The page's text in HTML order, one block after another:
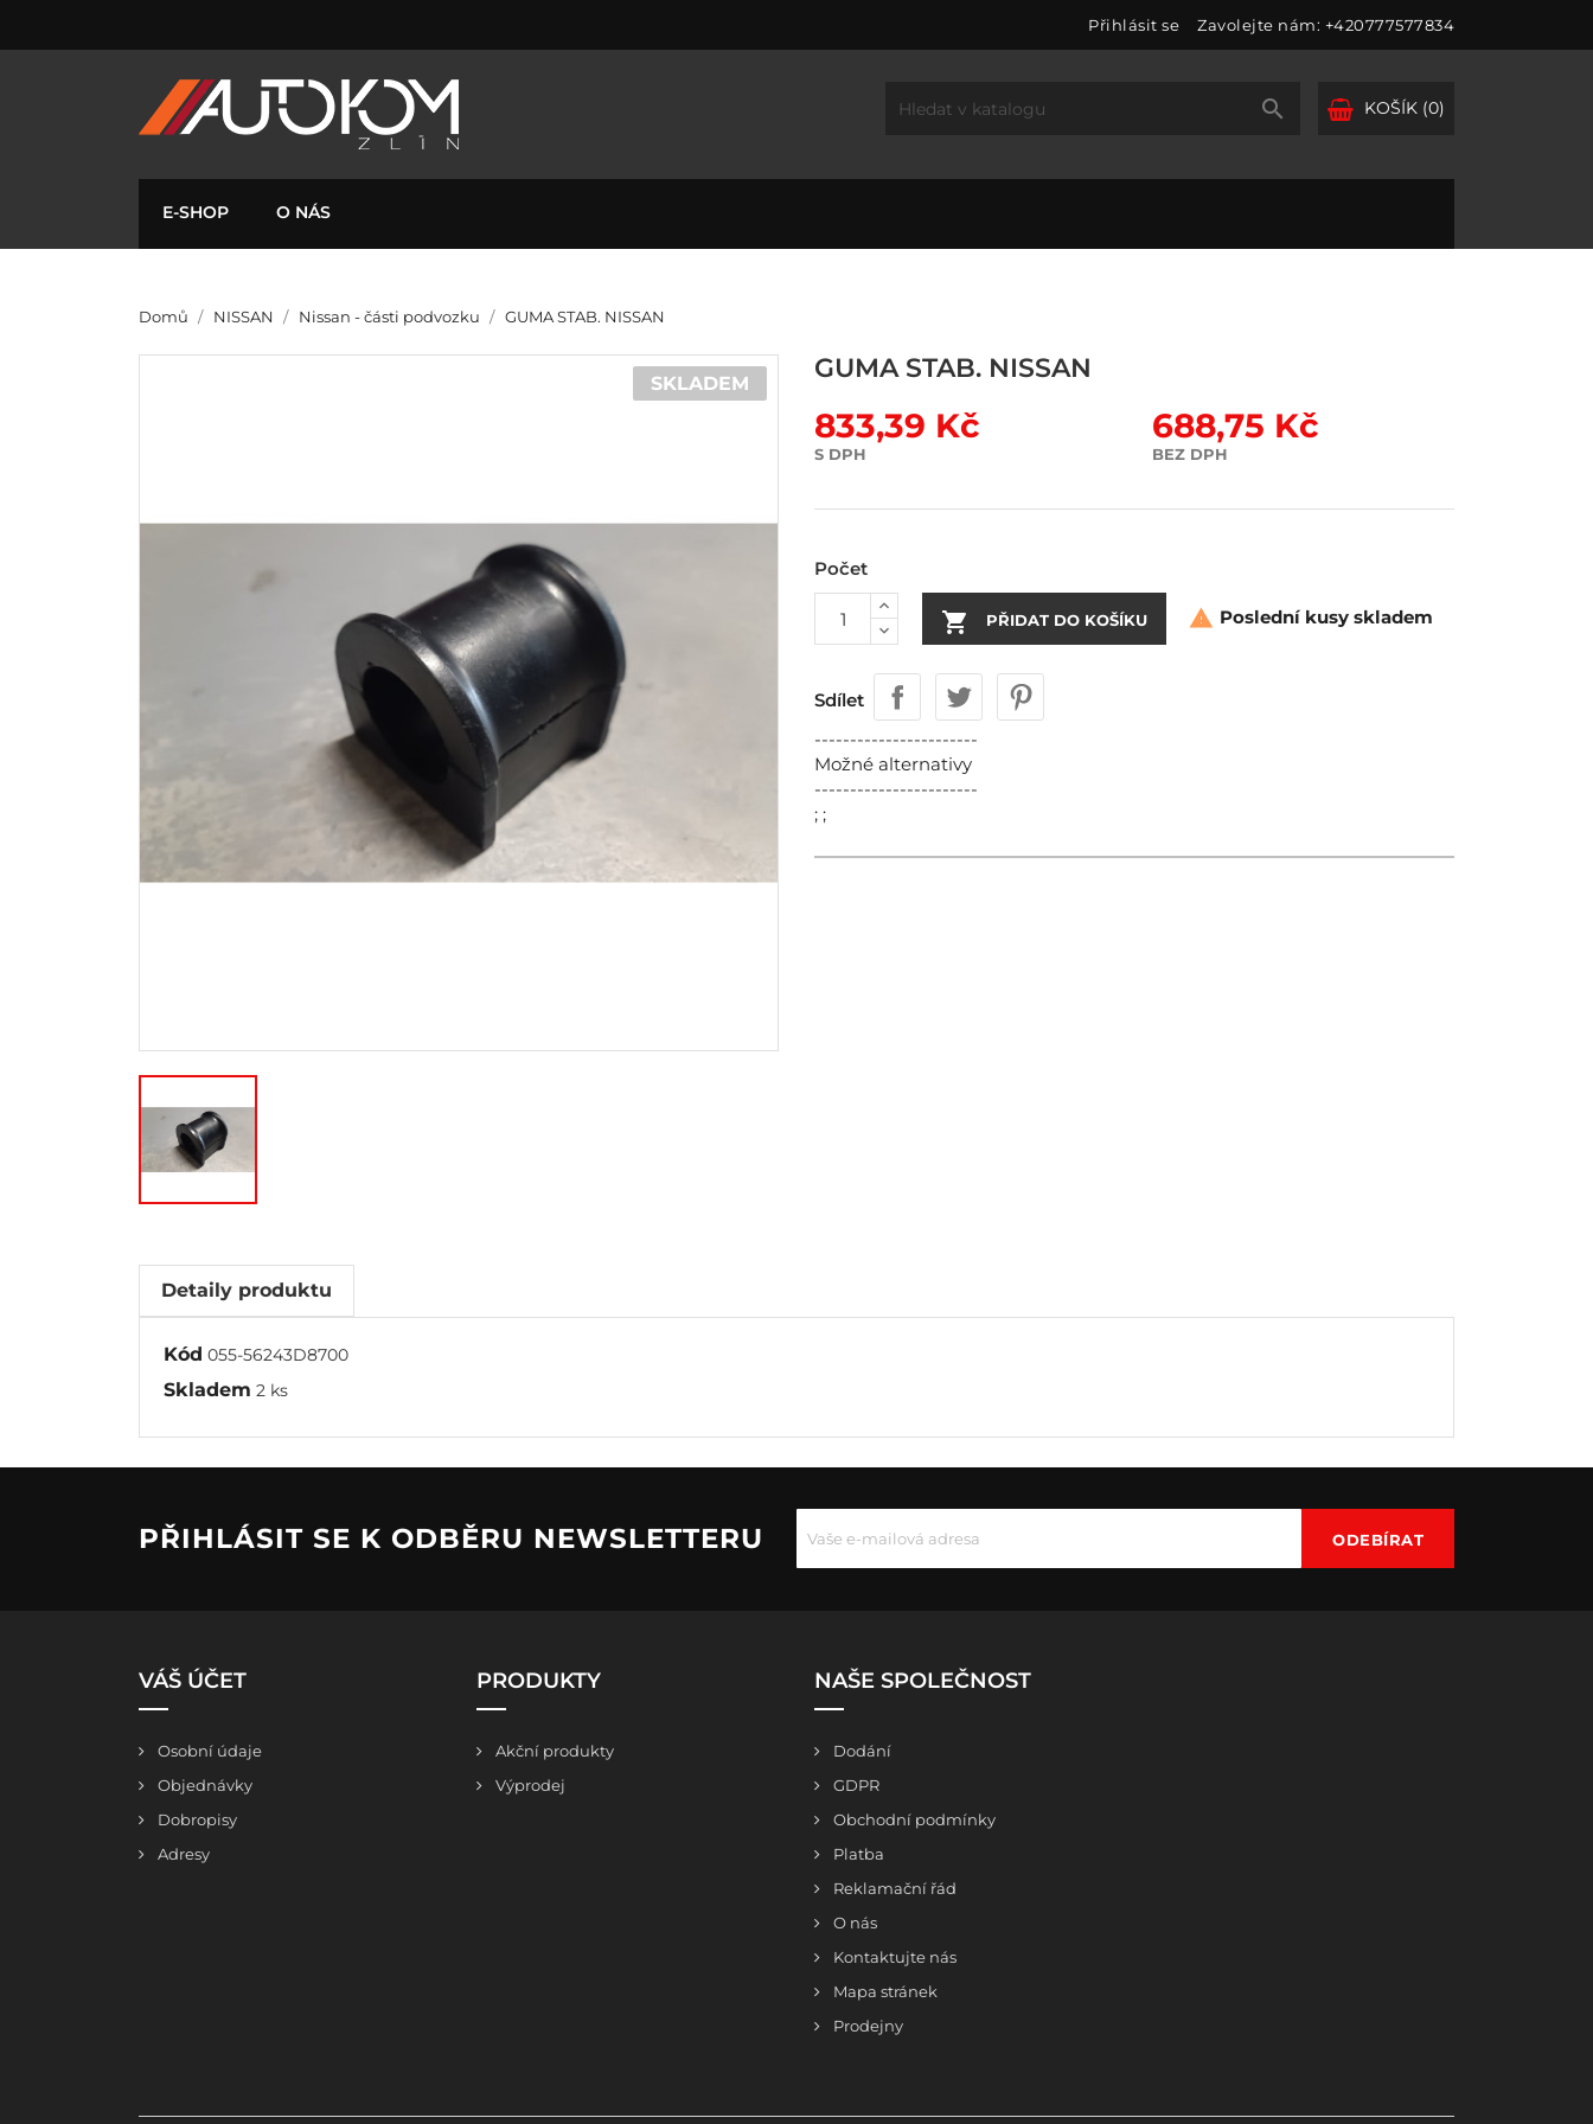
Přihlásit se Zavolejte nám: +420777577834
KOŠÍK (0)

E-SHOP O NÁS
Domů NISSAN Nissan - části podvozku GUMA STAB. NISSAN
SKLADEM GUMA STAB. NISSAN
833,39 Kč
S DPH
688,75 Kč
BEZ DPH
Počet
 PŘIDAT DO KOŠÍKU  Poslední kusy skladem
Sdílet
-----------------------
Možné alternativy
-----------------------
; ;
Detaily produktu
Kód 055-56243D8700
Skladem 2 ks
PŘIHLÁSIT SE K ODBĚRU NEWSLETTERU
VÁŠ ÚČET
Osobní údaje
Objednávky
Dobropisy
Adresy
PRODUKTY
Akční produkty
Výprodej
NAŠE SPOLEČNOST
Dodání
GDPR
Obchodní podmínky
Platba
Reklamační řád
O nás
Kontaktujte nás
Mapa stránek
Prodejny